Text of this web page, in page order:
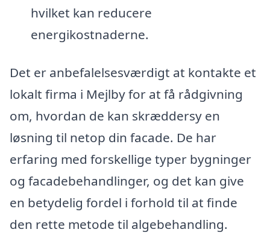
hvilket kan reducere
energikostnaderne.
Det er anbefalelsesværdigt at kontakte et
lokalt firma i Mejlby for at få rådgivning
om, hvordan de kan skræddersy en
løsning til netop din facade. De har
erfaring med forskellige typer bygninger
og facadebehandlinger, og det kan give
en betydelig fordel i forhold til at finde
den rette metode til algebehandling.